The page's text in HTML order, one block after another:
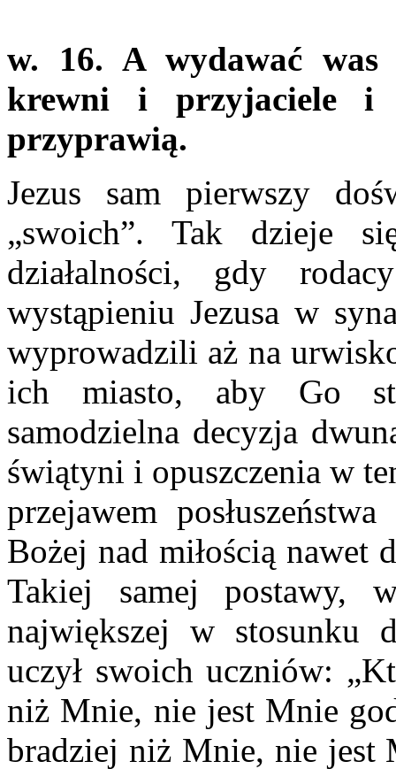
w. 16. A wydawać
krewni i przyjaciele i
przyprawią.
Jezus sam pierwszy
„swoich”. Tak dzieje
działalności, gdy
wystąpieniu Jezusa w
wyprowadzili aż na
ich miasto, aby Go
samodzielna decyzja
świątyni i opuszczenia w
przejawem
Bożej nad miłością
Takiej samej postawy,
największej w stosunku
uczył swoich uczniów:
niż Mnie, nie jest Mnie
bradziej niż Mnie, nie jest